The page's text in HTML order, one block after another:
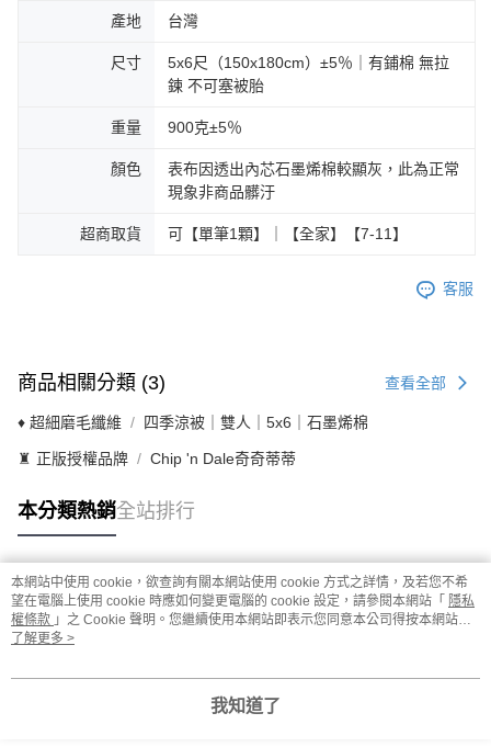
產地 台灣
尺寸
5x6尺（150x180cm）±5％｜有鋪棉 無拉
鍊 不可塞被胎
重量 900克±5％
顏色
表布因透出內芯石墨烯棉較顯灰，此為正常
現象非商品髒汙
超商取貨 可【單筆1顆】｜【全家】【7‐11】
客服
商品相關分類 (3) 查看全部
♦ 超細磨毛纖維 四季涼被｜雙人｜5x6｜石墨烯棉
♜ 正版授權品牌 Chip 'n Dale奇奇蒂蒂
本分類熱銷全站排行
熱門標籤
本網站中使用 cookie，欲查詢有關本網站使用 cookie 方式之詳情，及若您不希
望在電腦上使用 cookie 時應如何變更電腦的 cookie 設定，請參閱本網站「 隱私
權條款 」之 Cookie 聲明。您繼續使用本網站即表示您同意本公司得按本網站使
用條款之 Cookie 聲明使用 cookie。
了解更多 >
我知道了